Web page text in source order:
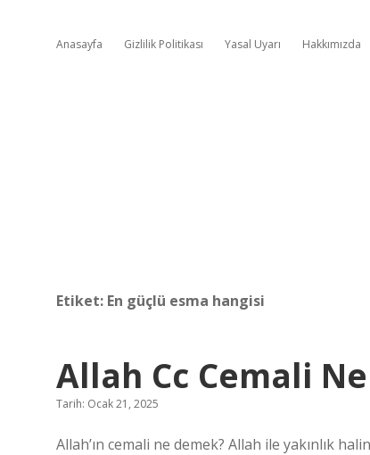
Anasayfa Gizlilik Politikası Yasal Uyarı Hakkımızda
Etiket: En güçlü esma hangisi
Allah Cc Cemali
Tarih: Ocak 21, 2025
Allah’ın cemali ne demek? Allah ile yakınlık